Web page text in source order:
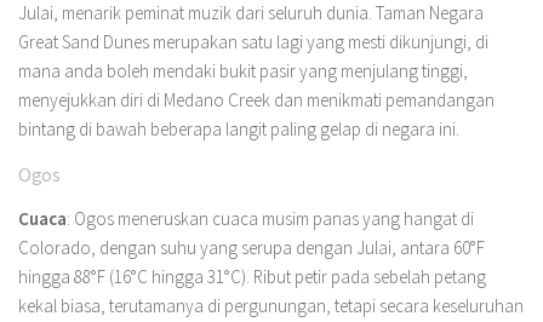
Julai, menarik peminat muzik dari seluruh dunia. Taman Negara
Great Sand Dunes merupakan satu lagi yang mesti dikunjungi, di
mana anda boleh mendaki bukit pasir yang menjulang tinggi,
menyejukkan diri di Medano Creek dan menikmati pemandangan
bintang di bawah beberapa langit paling gelap di negara ini.
Ogos
Cuaca: Ogos meneruskan cuaca musim panas yang hangat di
Colorado, dengan suhu yang serupa dengan Julai, antara 60°F
hingga 88°F (16°C hingga 31°C). Ribut petir pada sebelah petang
kekal biasa, terutamanya di pergunungan, tetapi secara keseluruhan